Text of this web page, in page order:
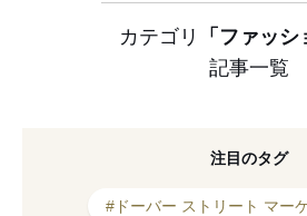
カテゴリ 「ファッシ
記事一覧
注目のタグ
#ドーバー ストリート マー